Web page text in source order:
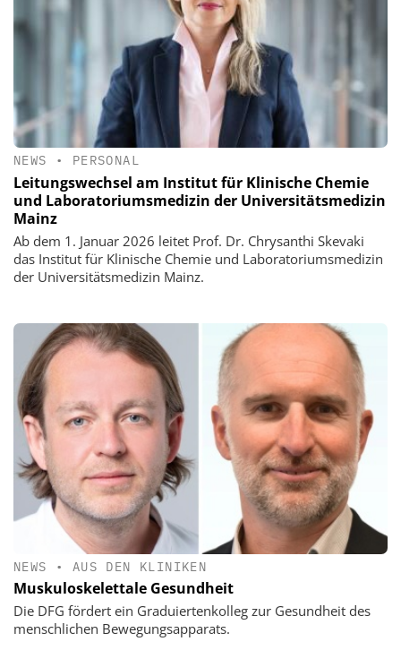
NEWS • PERSONAL
Leitungswechsel am Institut für Klinische Chemie
und Laboratoriumsmedizin der Universitätsmedizin
Mainz
Ab dem 1. Januar 2026 leitet Prof. Dr. Chrysanthi Skevaki
das Institut für Klinische Chemie und Laboratoriumsmedizin
der Universitätsmedizin Mainz.
NEWS • AUS DEN KLINIKEN
Muskuloskelettale Gesundheit
Die DFG fördert ein Graduiertenkolleg zur Gesundheit des
menschlichen Bewegungsapparats.